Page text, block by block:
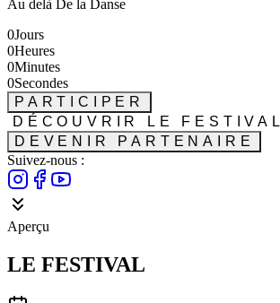
Au delà De la Danse
0Jours
0Heures
0Minutes
0Secondes
PARTICIPER
DÉCOUVRIR LE FESTIVAL
DEVENIR PARTENAIRE
Suivez-nous :
Aperçu
LE FESTIVAL